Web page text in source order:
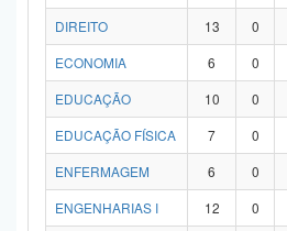
DIREITO 13 0
ECONOMIA
6 0
EDUCAÇÃO
10 0
EDUCAÇÃO FÍSICA
7 0
ENFERMAGEM
6 0
ENGENHARIAS I
12 0